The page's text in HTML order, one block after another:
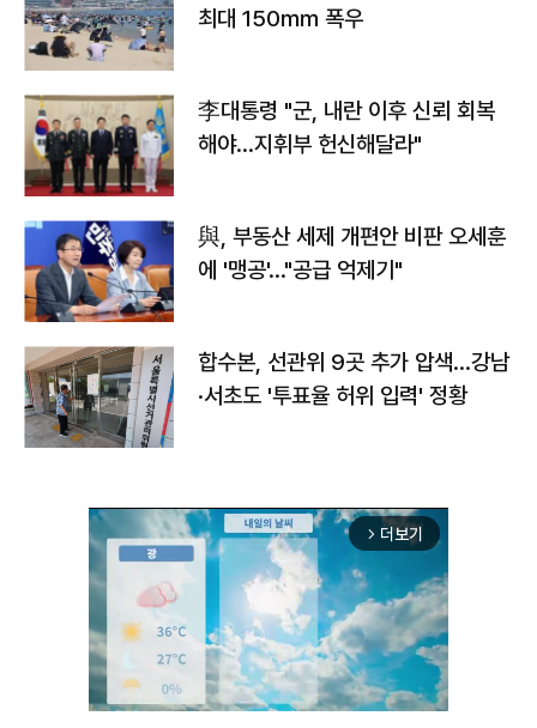
최대 150㎜ 폭우
李대통령 "군, 내란 이후 신뢰 회복
해야…지휘부 헌신해달라"
與, 부동산 세제 개편안 비판 오세훈
에 '맹공'…"공급 억제기"
합수본, 선관위 9곳 추가 압색…강남
·서초도 '투표율 허위 입력' 정황
arrow_forward_ios 더보기